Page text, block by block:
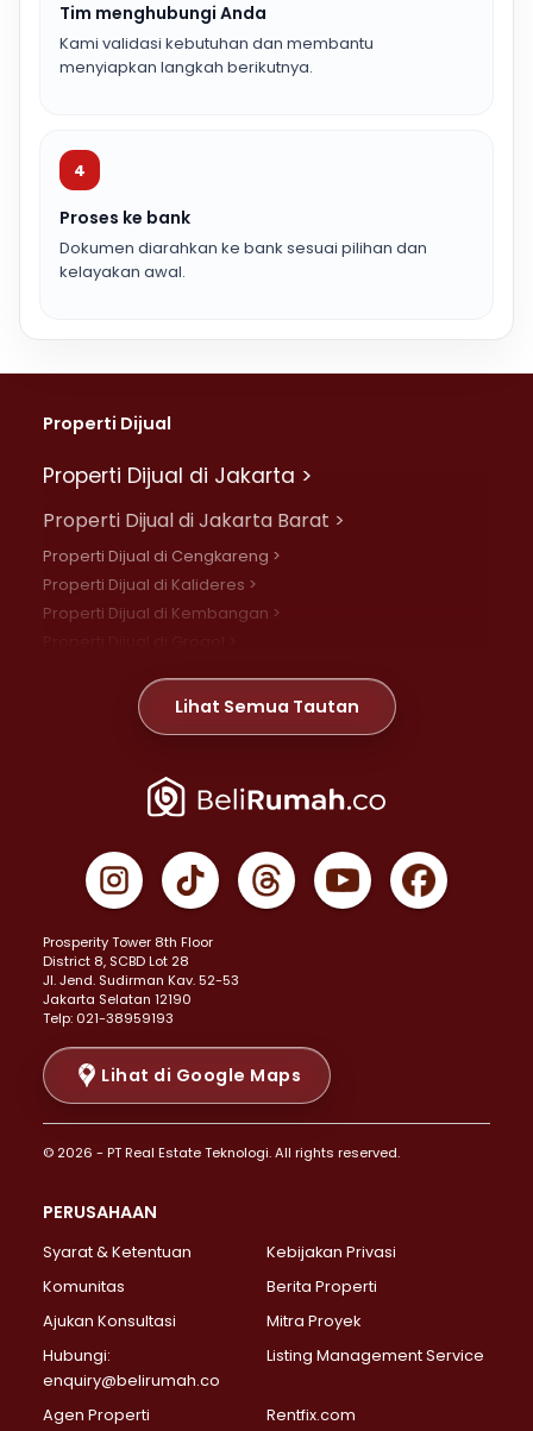
Tim menghubungi Anda
Kami validasi kebutuhan dan membantu
menyiapkan langkah berikutnya.
4
Proses ke bank
Dokumen diarahkan ke bank sesuai pilihan dan
kelayakan awal.
Properti Dijual
Properti Dijual di Jakarta >
Properti Dijual di Jakarta Barat >
Properti Dijual di Cengkareng >
Properti Dijual di Kalideres >
Properti Dijual di Kembangan >
Properti Dijual di Meruya >
Properti Dijual di Jelambar >
Properti Dijual di Jakarta Pusat >
Properti Dijual di Gambir >
Properti Dijual di Johar Baru >
Properti Dijual di Menteng >
Properti Dijual di Senen >
Properti Dijual di Tanah Abang >
Properti Dijual di Cikini >
Properti Dijual di Kramat >
Properti Dijual di Pasar Baru >
Properti Dijual di Bendungan Hilir >
Properti Dijual di Jakarta Selatan >
Properti Dijual di Lebak Bulus >
Properti Dijual di Gandaria Selatan >
Properti Dijual di Pondok Labu >
Properti Dijual di Lenteng Agung >
Properti Dijual di Senayan >
Properti Dijual di Pondok Pinang >
Lihat Semua Tautan
Prosperity Tower 8th Floor
District 8, SCBD Lot 28
JI. Jend. Sudirman Kav. 52-53
Jakarta Selatan 12190
Telp: 021-38959193
Lihat di Google Maps
© 2026 - PT Real Estate Teknologi. All rights reserved.
PERUSAHAAN
Syarat & Ketentuan
Kebijakan Privasi
Komunitas
Berita Properti
Ajukan Konsultasi
Mitra Proyek
Hubungi:
enquiry@belirumah.co
Listing Management Service
Agen Properti Rentfix.com